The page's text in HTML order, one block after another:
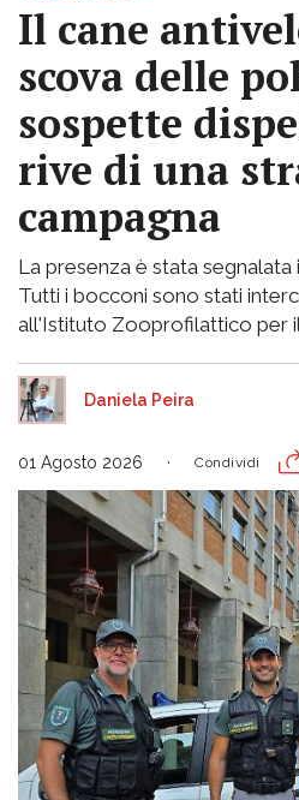
Il cane
scova delle
sospette
rive di una
campagna
La presenza è stata
Tutti i bocconi sono stati
all'Istituto Zooprofilattico per
Daniela Peira
01 Agosto 2026 Condividi